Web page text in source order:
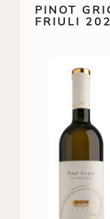
PINOT
FRIULI